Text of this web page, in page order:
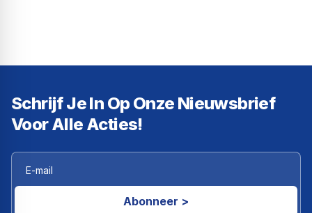
Schrijf Je In Op Onze Nieuwsbrief
Voor Alle Acties!
Abonneer >